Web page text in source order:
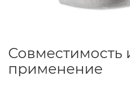
Совместимость
применение